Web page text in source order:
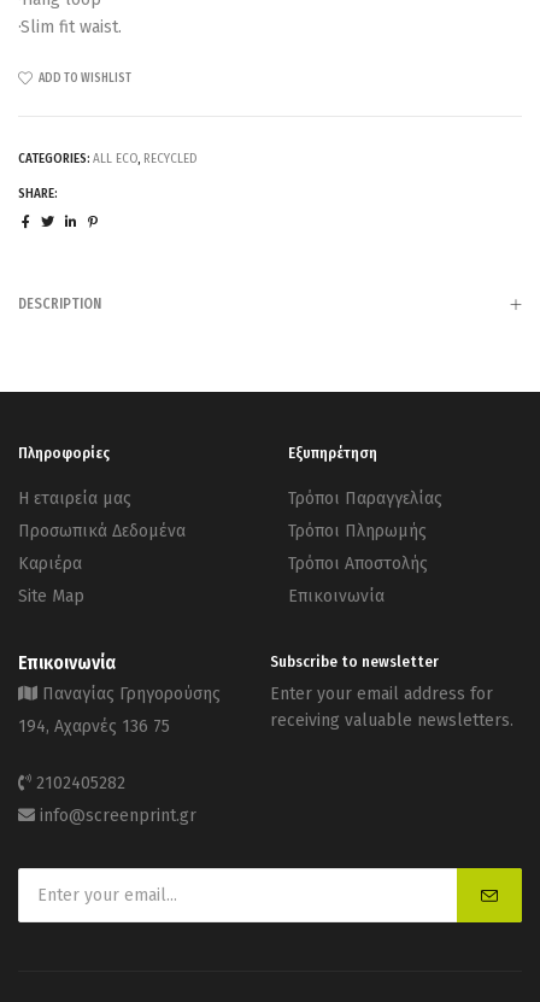
·Slim fit waist.
ADD TO WISHLIST
CATEGORIES: ALL ECO, RECYCLED
SHARE:
DESCRIPTION
Πληροφορίες
Η εταιρεία μας
Προσωπικά Δεδομένα
Καριέρα
Site Map
Εξυπηρέτηση
Τρόποι Παραγγελίας
Τρόποι Πληρωμής
Τρόποι Αποστολής
Επικοινωνία
Επικοινωνία
Παναγίας Γρηγορούσης
194, Αχαρνές 136 75
2102405282
info@screenprint.gr
Subscribe to newsletter
Enter your email address for
receiving valuable newsletters.